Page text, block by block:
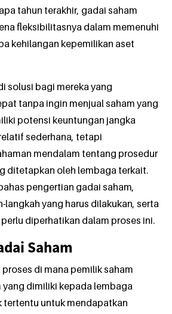
tahun terakhir, gadai saham
fleksibilitasnya dalam memenuhi
kehilangan kepemilikan aset
solusi bagi mereka yang
tanpa ingin menjual saham yang
potensi keuntungan jangka
sederhana, tetapi
mendalam tentang prosedur
ditetapkan oleh lembaga terkait.
pengertian gadai saham,
langkah yang harus dilakukan, serta
diperhatikan dalam proses ini.
Saham
di mana pemilik saham
yang dimiliki kepada lembaga
tertentu untuk mendapatkan